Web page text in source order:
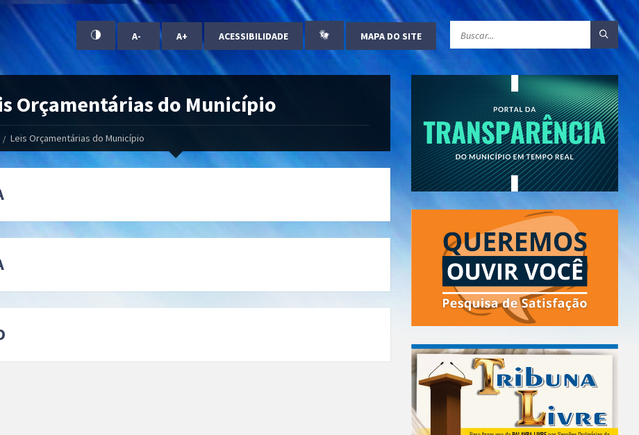
A- A+ ACESSIBILIDADE MAPA DO SITE
Orçamentárias do Município
Leis Orçamentárias do Município